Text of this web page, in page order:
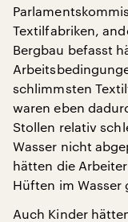
Textilfabriken,
Bergbau befasst
schlimmsten
waren eben
Stollen relativ
Wasser nicht
hätten die
Hüften im Wasser
Auch Kinder